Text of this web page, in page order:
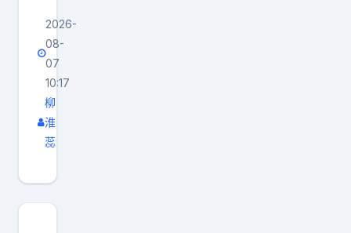
为
而
是
组
织
为
2026-
08-
07
10:17
柳
淮
蕊